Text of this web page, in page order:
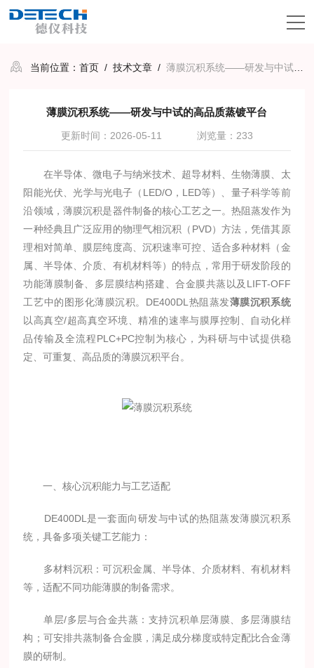
当前位置：首页 /技术文章 /薄膜沉积系统——研发与中试的高品质蒸镀平台
薄膜沉积系统——研发与中试的高品质蒸镀平台
更新时间：2026-05-11 浏览量：233
在半导体、微电子与纳米技术、超导材料、生物薄膜、太
阳能光伏、光学与光电子（LED/O，LED等）、量子科学等前
沿领域，薄膜沉积是器件制备的核心工艺之一。热阻蒸发作为
一种经典且广泛应用的物理气相沉积（PVD）方法，凭借其原
理相对简单、膜层纯度高、沉积速率可控、适合多种材料（金
属、半导体、介质、有机材料等）的特点，常用于研发阶段的
功能薄膜制备、多层膜结构搭建、合金膜共蒸以及LIFT-OFF
工艺中的图形化薄膜沉积。DE400DL热阻蒸发薄膜沉积系统
以高真空/超高真空环境、精准的速率与膜厚控制、自动化样
品传输及全流程PLC+PC控制为核心，为科研与中试提供稳
定、可重复、高品质的薄膜沉积平台。
一、核心沉积能力与工艺适配
DE400DL是一套面向研发与中试的热阻蒸发薄膜沉积系
统，具备多项关键工艺能力：
多材料沉积：可沉积金属、半导体、介质材料、有机材料
等，适配不同功能薄膜的制备需求。
单层/多层与合金共蒸：支持沉积单层薄膜、多层薄膜结
构；可安排共蒸制备合金膜，满足成分梯度或特定配比合金薄
膜的研制。